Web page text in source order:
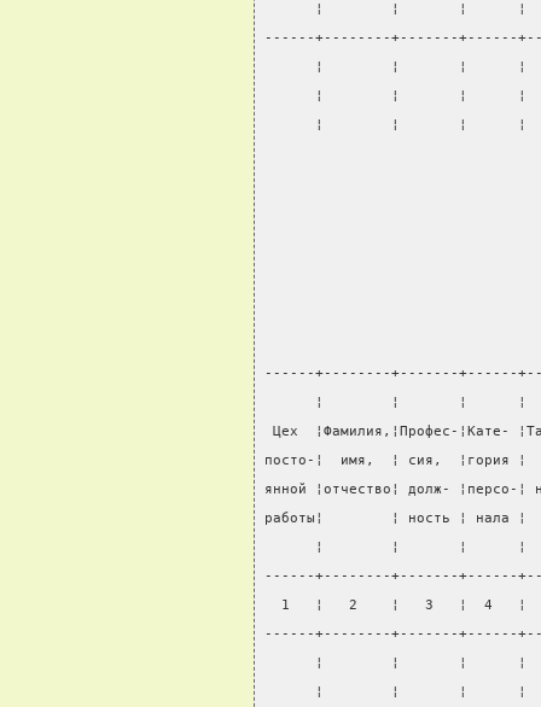
¦        ¦       ¦      ¦
------+--------+-------+------
¦        ¦       ¦      ¦
¦        ¦       ¦      ¦
¦        ¦       ¦      ¦
------+--------+-------+------
¦        ¦       ¦      ¦
Цех  ¦Фамилия,¦Профес-
посто-¦  имя,  ¦ сия,  ¦гория
янной ¦отчество¦ долж- ¦персо-¦
работы¦        ¦ ность ¦ нала
¦        ¦       ¦      ¦
------+--------+-------+------
1   ¦   2    ¦   3   ¦  4   ¦
------+--------+-------+------
¦        ¦       ¦      ¦
¦        ¦       ¦      ¦